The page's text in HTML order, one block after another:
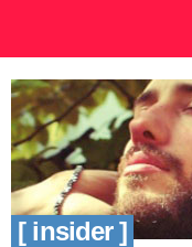
[ insider ]